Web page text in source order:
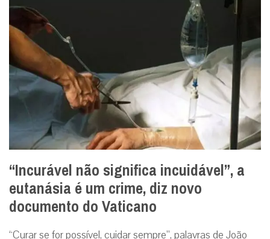
“Incurável não significa incuidável”, a
eutanásia é um crime, diz novo
documento do Vaticano
“Curar se for possível, cuidar sempre”, palavras de João